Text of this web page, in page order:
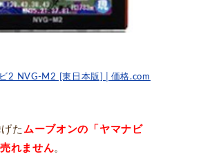
2 NVG-M2 [東日本版]│価格.com
た ムーブオンの「ヤマナビ
れません。